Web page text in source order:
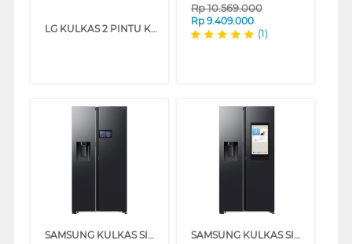
LG KULKAS 2 PINTU KECIL SMALL 2 DOOR REFRIGERATOR GNB202SQIF
Rp10.569.000
Rp 9.409.000
(1)
SAMSUNG KULKAS SIDE BY SIDE REFRIGERATOR BESPOKE AI SBS 641L RS90F65DNFSE SAMSUNG KULKAS SIDE BY SIDE REFRIGERATOR BESPOKE AI SBS FAMILY HUB 641L RS90F65ANFSE